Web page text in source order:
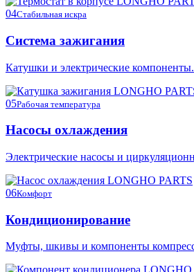
04Стабильная искра
Система зажигания
Катушки и электрические компоненты.
05Рабочая температура
Насосы охлаждения
Электрические насосы и
06Комфорт
Кондиционирование
Муфты, шкивы и компоненты